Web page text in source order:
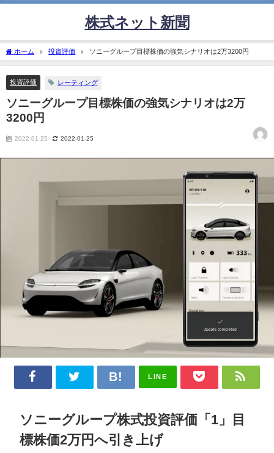
株式ネット新聞
ホーム 投資評価 ソニーグループ目標株価の強気シナリオは2万3200円
投資評価 レーティング
ソニーグループ目標株価の強気シナリオは2万
3200円
2022-01-25 2022-01-25
LINE
ソニーグループ株式投資評価「1」目
標株価2万円へ引き上げ